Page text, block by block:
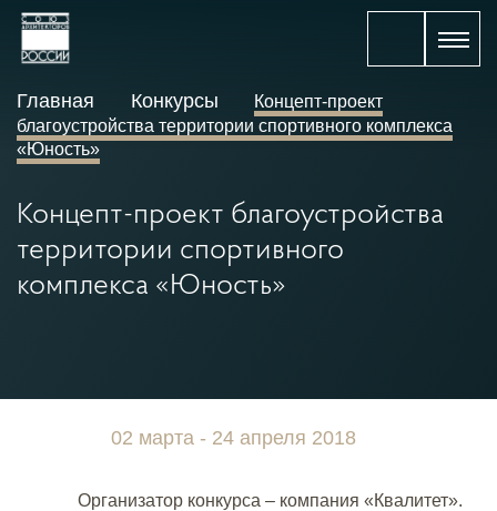
Главная Конкурсы
Концепт-проект
благоустройства территории спортивного комплекса
«Юность»
Концепт-проект благоустройства
территории спортивного
комплекса «Юность»
02 марта - 24 апреля 2018
Организатор конкурса – компания «Квалитет».